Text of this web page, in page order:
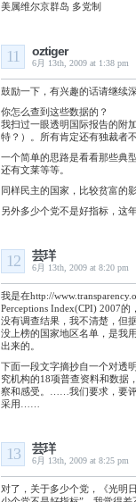
美属维尔京群岛 多党制
oztiger
6月 13th, 2009 at 1:38 pm
11
鼓励一下，有兴趣的话请继续深
你怎么查到这些数据的？
我扫过一眼透明国际报告的附
特？）。所有肯定还有独裁者
一个简单的思路是看看那些典
还有文莱等等。
同样民主的国家，比较贫富的
另外多少个党不是好指标，这
芸珜
6月 13th, 2009 at 8:20 pm
12
我是在http://
Perceptions Index(CPI) 2007
没有调查结果，我不清楚，但
没上榜的国家地区名单，是我
出来的。
下面一段文字摘抄自一个对透
究机构的18项普查资料和数据
察和感受。……我们要求，要
采用……
芸珜
6月 13th, 2009 at 8:25 pm
13
对了，关于多少个党，《光明